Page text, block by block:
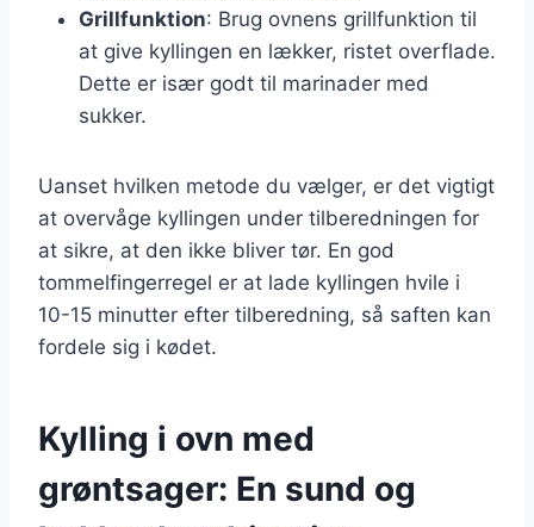
Grillfunktion: Brug ovnens grillfunktion til
at give kyllingen en lækker, ristet overflade.
Dette er især godt til marinader med
sukker.
Uanset hvilken metode du vælger, er det vigtigt
at overvåge kyllingen under tilberedningen for
at sikre, at den ikke bliver tør. En god
tommelfingerregel er at lade kyllingen hvile i
10-15 minutter efter tilberedning, så saften kan
fordele sig i kødet.
Kylling i ovn med
grøntsager: En sund og